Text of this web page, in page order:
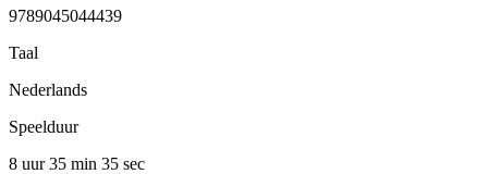
9789045044439
Taal
Nederlands
Speelduur
8 uur 35 min 35 sec